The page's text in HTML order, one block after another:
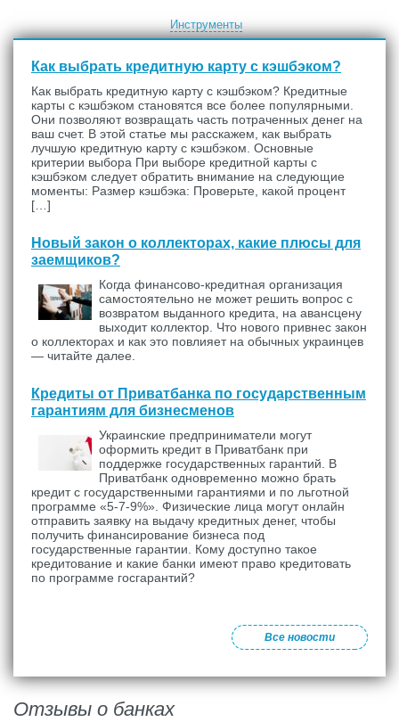
Инструменты
Как выбрать кредитную карту с кэшбэком?
Как выбрать кредитную карту с кэшбэком? Кредитные
карты с кэшбэком становятся все более популярными.
Они позволяют возвращать часть потраченных денег на
ваш счет. В этой статье мы расскажем, как выбрать
лучшую кредитную карту с кэшбэком. Основные
критерии выбора При выборе кредитной карты с
кэшбэком следует обратить внимание на следующие
моменты: Размер кэшбэка: Проверьте, какой процент
[…]
Новый закон о коллекторах, какие плюсы для
заемщиков?
Когда финансово-кредитная организация
самостоятельно не может решить вопрос с
возвратом выданного кредита, на авансцену
выходит коллектор. Что нового привнес закон
о коллекторах и как это повлияет на обычных украинцев
— читайте далее.
Кредиты от Приватбанка по государственным
гарантиям для бизнесменов
Украинские предприниматели могут
оформить кредит в Приватбанк при
поддержке государственных гарантий. В
Приватбанк одновременно можно брать
кредит с государственными гарантиями и по льготной
программе «5-7-9%». Физические лица могут онлайн
отправить заявку на выдачу кредитных денег, чтобы
получить финансирование бизнеса под
государственные гарантии. Кому доступно такое
кредитование и какие банки имеют право кредитовать
по программе госгарантий?
Все новости
Отзывы о банках